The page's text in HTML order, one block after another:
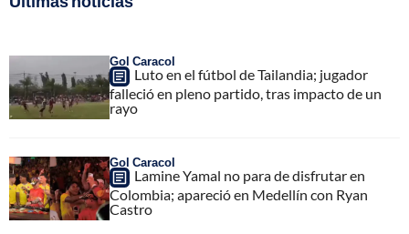
Gol Caracol
Luto en el fútbol de Tailandia; jugador
falleció en pleno partido, tras impacto de un
rayo
Gol Caracol
Lamine Yamal no para de disfrutar en
Colombia; apareció en Medellín con Ryan
Castro